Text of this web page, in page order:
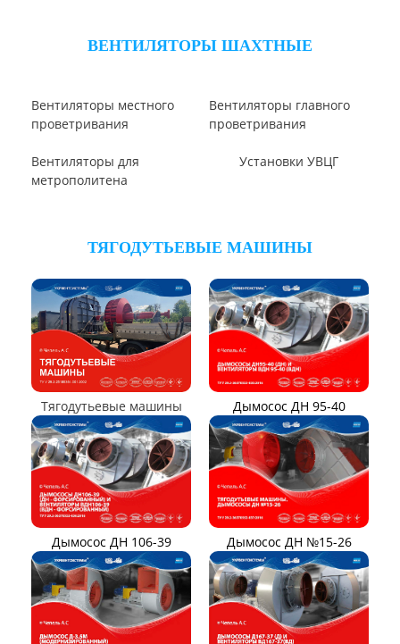
Вентилятор ВО06-300 Вентилятор В2,3-130
Вентилятор ВО-46-130
Вентилятор ВОТ Аэратор ПАМ
Вентилятор В06-290-11 Вентилятор В06-298-11
Вентилятор В1,0-260-5
ВЕНТИЛЯТОРЫ ШАХТНЫЕ
Вентиляторы местного
проветривания
Вентиляторы главного
проветривания
Вентиляторы для
метрополитена
Установки УВЦГ